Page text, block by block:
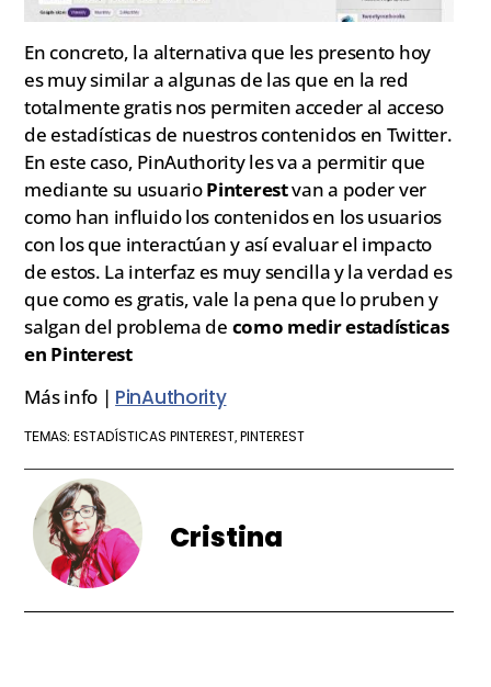
En concreto, la alternativa que les presento hoy
es muy similar a algunas de las que en la red
totalmente gratis nos permiten acceder al acceso
de estadísticas de nuestros contenidos en Twitter.
En este caso, PinAuthority les va a permitir que
mediante su usuarioPinterestvan a poder ver
como han influido los contenidos en los usuarios
con los que interactúan y así evaluar el impacto
de estos. La interfaz es muy sencilla y la verdad es
que como es gratis, vale la pena que lo pruben y
salgan del problema de como medir estadísticas
en Pinterest
Más info | PinAuthority
TEMAS: ESTADÍSTICAS PINTEREST, PINTEREST
Cristina